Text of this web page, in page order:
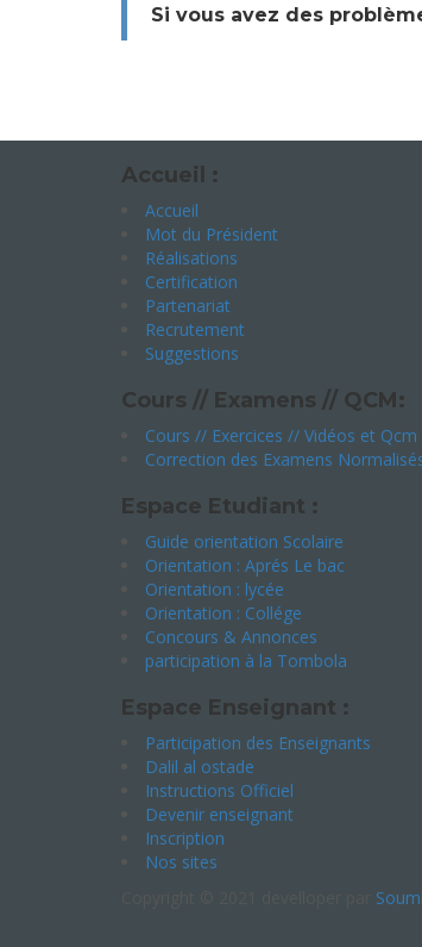
Si vous avez des
Accueil :
Accueil
Mot du Président
Réalisations
Certification
Partenariat
Recrutement
Suggestions
Cours // Examens // QCM:
Cours // Exercices // Vidéos et Qcm
Correction des Examens
Espace Etudiant :
Guide orientation Scolaire
Orientation : Aprés Le bac
Orientation : lycée
Orientation : Collége
Concours & Annonces
participation à la Tombola
Espace Enseignant :
Participation des Enseignants
Dalil al ostade
Instructions Officiel
Devenir enseignant
Inscription
Nos sites